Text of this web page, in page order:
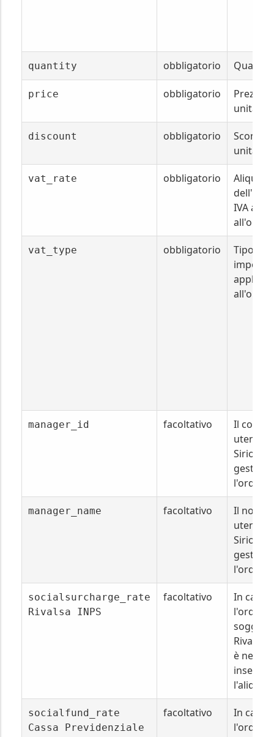
quantity obbligatorio
price obbligatorio
Prezzo
unitario.
discount obbligatorio
Sconto
unitario.
vat_rate obbligatorio
Aliquota
IVA
vat_type obbligatorio
imposta
manager_id facoltativo
Il codice
utente
Sirio che
gestisce
l'ordine.
manager_name facoltativo
Il nome
utente
Sirio che
gestisce
l'ordine.
socialsurcharge_rate
Rivalsa INPS
facoltativo
In caso
l'ordine
Rivalsa
è
inserire
socialfund_rate
Cassa Previdenziale
facoltativo
In caso
l'ordine